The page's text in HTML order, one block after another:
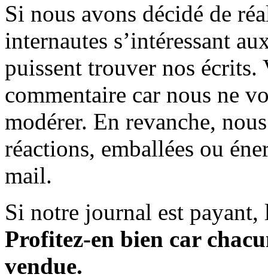
Si nous avons décidé de
internautes s’intéressant
puissent trouver nos écrits.
commentaire car nous ne
modérer. En revanche,
réactions, emballées ou
mail.
Si notre journal est payant,
Profitez-en bien car
vendue.